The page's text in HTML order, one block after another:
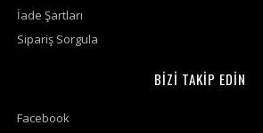
İade Şartları
Sipariş Sorgula
BİZİ TAKİP EDİN
Facebook